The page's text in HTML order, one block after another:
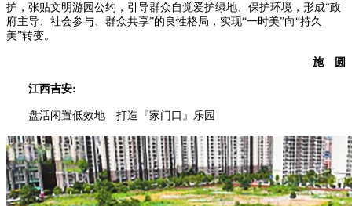
护，张贴文明游园公约，引导群众自觉爱护绿地、保护环境，形成“政
府主导、社会参与、群众共享”的良性格局，实现“一时美”向“持久
美”转变。
施 圆
江西吉安:
盘活闲置低效地 打造『家门口』乐园